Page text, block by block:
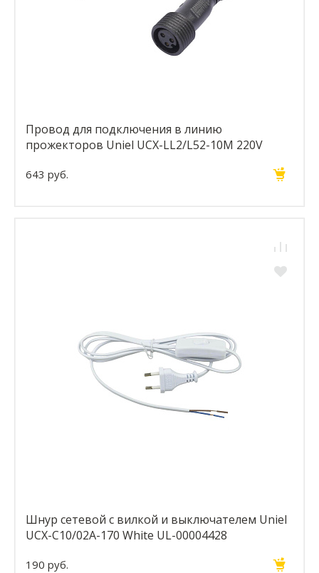
Провод для подключения в линию
прожекторов Uniel UCX-LL2/L52-10M 220V
643 руб.
Шнур сетевой с вилкой и выключателем Uniel
UCX-C10/02A-170 White UL-00004428
190 руб.